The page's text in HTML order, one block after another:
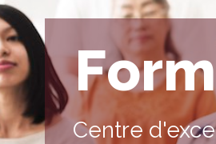
Form
Centre